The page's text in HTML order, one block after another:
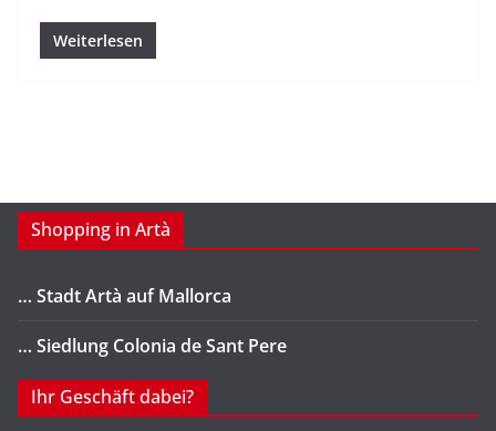
Weiterlesen
Shopping in Artà
… Stadt Artà auf Mallorca
… Siedlung Colonia de Sant Pere
Ihr Geschäft dabei?